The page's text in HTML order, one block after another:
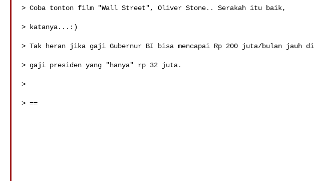
> Coba tonton film "Wall Street", Oliver Stone.. Serakah itu baik,
> katanya...:)
> Tak heran jika gaji Gubernur BI bisa mencapai Rp 200 juta/bulan jauh di
> gaji presiden yang "hanya" rp 32 juta.
>
> ==